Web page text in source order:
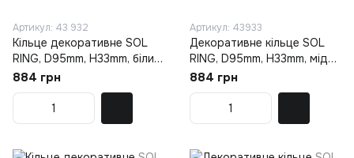
Артикул: 43 932
Кільце декоративне SOL
RING, D95mm, H33mm, білий
(SOL RING WHITE)
884 грн
Артикул: 43933
Декоративне кільце SOL
RING, D95mm, H33mm, мідь
(SOL RING COPPER)
884 грн